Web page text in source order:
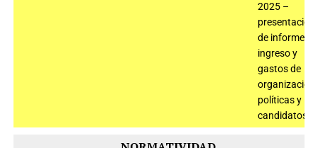
2025 –
presentación
de informe de
ingreso y
gastos de
políticas y
candidatos